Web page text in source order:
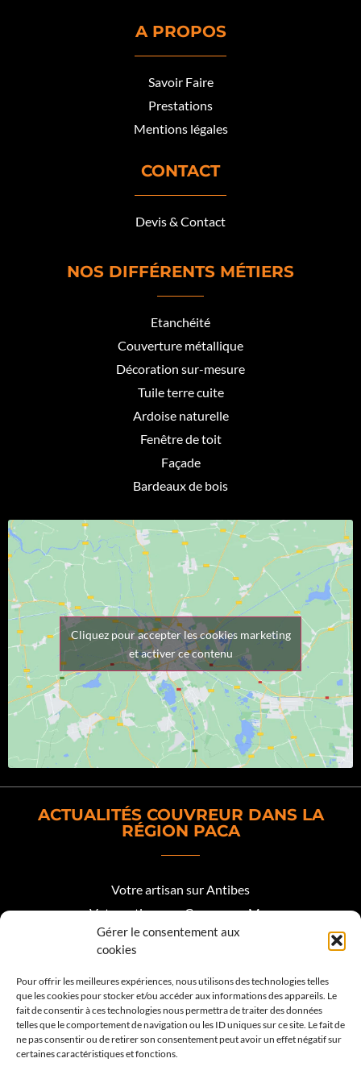
Gérer le consentement aux
cookies
Pour offrir les meilleures expériences, nous utilisons des technologies telles
que les cookies pour stocker et/ou accéder aux informations des appareils. Le
fait de consentir à ces technologies nous permettra de traiter des données
telles que le comportement de navigation ou les ID uniques sur ce site. Le fait de
ne pas consentir ou de retirer son consentement peut avoir un effet négatif sur
certaines caractéristiques et fonctions.
A PROPOS
Savoir Faire
Prestations
Mentions légales
CONTACT
Devis & Contact
NOS DIFFÉRENTS MÉTIERS
Etanchéité
Couverture métallique
Décoration sur-mesure
Tuile terre cuite
Ardoise naturelle
Fenêtre de toit
Façade
Bardeaux de bois
Cliquez pour accepter les cookies marketing
et activer ce contenu
ACTUALITÉS COUVREUR DANS LA
RÉGION PACA
Votre artisan sur Antibes
Votre artisan sur Cagnes sur Mer
Votre artisan sur Biot
Votre artisan Roquefort les Pins
Votre artisan sur Valbonne